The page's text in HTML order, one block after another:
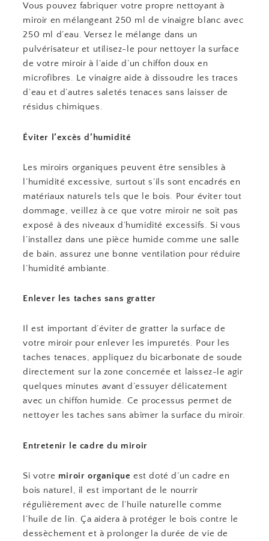
Vous pouvez fabriquer votre propre nettoyant à
miroir en mélangeant 250 ml de vinaigre blanc avec
250 ml d’eau. Versez le mélange dans un
pulvérisateur et utilisez-le pour nettoyer la surface
de votre miroir à l’aide d’un chiffon doux en
microfibres. Le vinaigre aide à dissoudre les traces
d’eau et d’autres saletés tenaces sans laisser de
résidus chimiques.
Éviter l’excès d’humidité
Les miroirs organiques peuvent être sensibles à
l’humidité excessive, surtout s’ils sont encadrés en
matériaux naturels tels que le bois. Pour éviter tout
dommage, veillez à ce que votre miroir ne soit pas
exposé à des niveaux d’humidité excessifs. Si vous
l’installez dans une pièce humide comme une salle
de bain, assurez une bonne ventilation pour réduire
l’humidité ambiante.
Enlever les taches sans gratter
Il est important d’éviter de gratter la surface de
votre miroir pour enlever les impuretés. Pour les
taches tenaces, appliquez du bicarbonate de soude
directement sur la zone concernée et laissez-le agir
quelques minutes avant d’essuyer délicatement
avec un chiffon humide. Ce processus permet de
nettoyer les taches sans abîmer la surface du miroir.
Entretenir le cadre du miroir
Si votre miroir organique est doté d’un cadre en
bois naturel, il est important de le nourrir
régulièrement avec de l’huile naturelle comme
l’huile de lin. Ça aidera à protéger le bois contre le
dessèchement et à prolonger la durée de vie de